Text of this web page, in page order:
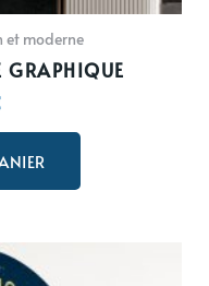
et moderne
GRAPHIQUE